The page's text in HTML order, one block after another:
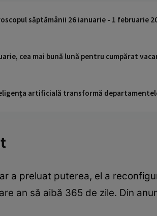
săptămânii 26 ianuarie - 1 februarie
cea mai bună lună pentru cumpărat
artificială transformă
a preluat puterea, el a
an să aibă 365 de zile. Din